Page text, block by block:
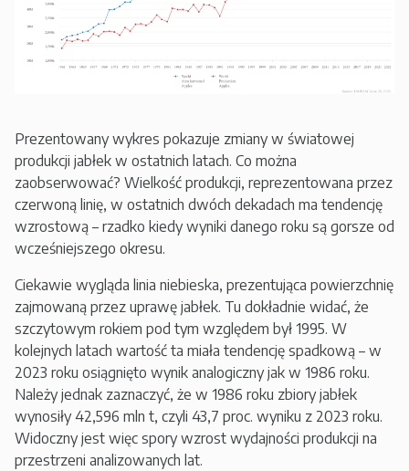
Prezentowany wykres pokazuje zmiany w światowej
produkcji jabłek w ostatnich latach. Co można
zaobserwować? Wielkość produkcji, reprezentowana przez
czerwoną linię, w ostatnich dwóch dekadach ma tendencję
wzrostową – rzadko kiedy wyniki danego roku są gorsze od
wcześniejszego okresu.
Ciekawie wygląda linia niebieska, prezentująca powierzchnię
zajmowaną przez uprawę jabłek. Tu dokładnie widać, że
szczytowym rokiem pod tym względem był 1995. W
kolejnych latach wartość ta miała tendencję spadkową – w
2023 roku osiągnięto wynik analogiczny jak w 1986 roku.
Należy jednak zaznaczyć, że w 1986 roku zbiory jabłek
wynosiły 42,596 mln t, czyli 43,7 proc. wyniku z 2023 roku.
Widoczny jest więc spory wzrost wydajności produkcji na
przestrzeni analizowanych lat.